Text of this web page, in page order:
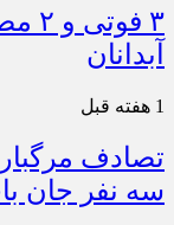
۳
آبدانان
1 هفته قبل
تصادف مرگبار
سه نفر جان